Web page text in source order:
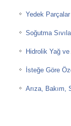
Yedek Parçalar
Soğutma
Hidrolik Yağ ve
İsteğe Göre
Arıza, Bakım,